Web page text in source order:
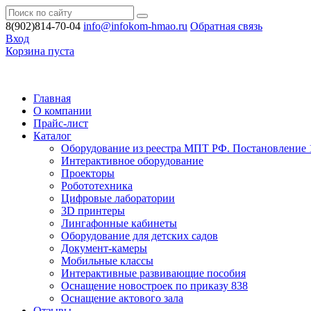
8(902)814-70-04 info@infokom-hmao.ru Обратная связь
Вход
Корзина пуста
Главная
О компании
Прайс-лист
Каталог
Оборудование из реестра МПТ РФ. Постановление
Интерактивное оборудование
Проекторы
Робототехника
Цифровые лаборатории
3D принтеры
Лингафонные кабинеты
Оборудование для детских садов
Документ-камеры
Мобильные классы
Интерактивные развивающие пособия
Оснащение новостроек по приказу 838
Оснащение актового зала